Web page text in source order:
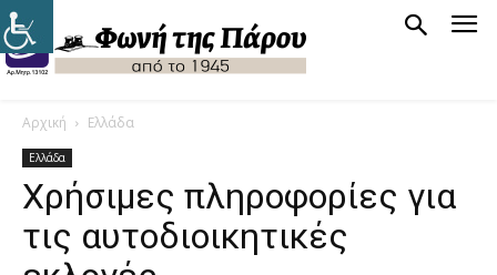
Αρχική Ελλάδα
Ελλάδα
Χρήσιμες πληροφορίες για
τις αυτοδιοικητικές